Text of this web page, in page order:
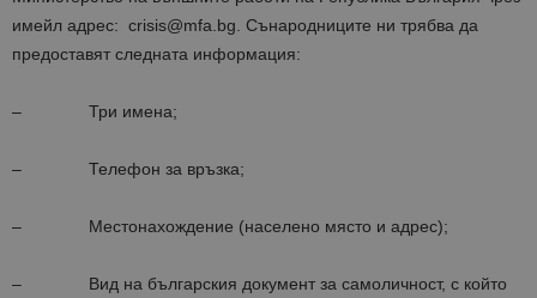
имейл адрес: crisis@mfa.bg. Сънародниците ни трябва да
предоставят следната информация:
– Три имена;
– Телефон за връзка;
– Местонахождение (населено място и адрес);
– Вид на българския документ за самоличност, с който